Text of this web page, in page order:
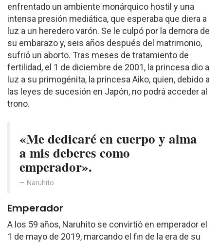
enfrentado un ambiente monárquico hostil y una
intensa presión mediática, que esperaba que diera a
luz a un heredero varón. Se le culpó por la demora de
su embarazo y, seis años después del matrimonio,
sufrió un aborto. Tras meses de tratamiento de
fertilidad, el 1 de diciembre de 2001, la princesa dio a
luz a su primogénita, la princesa Aiko, quien, debido a
las leyes de sucesión en Japón, no podrá acceder al
trono.
«Me dedicaré en cuerpo y alma
a mis deberes como
emperador».
Naruhito
Emperador
A los 59 años, Naruhito se convirtió en emperador el
1 de mayo de 2019, marcando el fin de la era de su